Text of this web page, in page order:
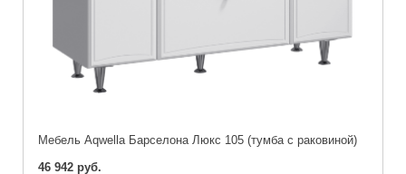
Мебель Aqwella Барселона Люкс 105 (тумба с раковиной)
46 942 руб.